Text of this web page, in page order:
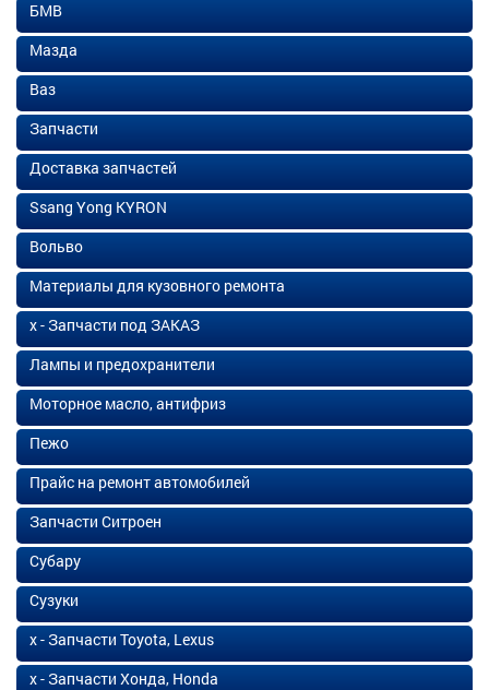
БМВ
Мазда
Ваз
Запчасти
Доставка запчастей
Ssang Yong KYRON
Вольво
Материалы для кузовного ремонта
х - Запчасти под ЗАКАЗ
Лампы и предохранители
Моторное масло, антифриз
Пежо
Прайс на ремонт автомобилей
Запчасти Ситроен
Субару
Сузуки
х - Запчасти Toyota, Lexus
х - Запчасти Хонда, Honda